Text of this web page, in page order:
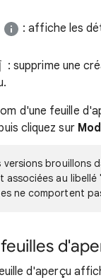
: affiche les
: supprime une
d'une feuille
cliquez sur
versions brouillons
associées au libellé
ne comportent
d'aperçu